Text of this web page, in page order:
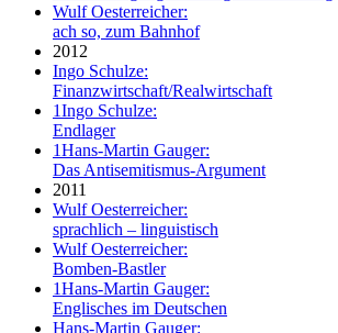
Wulf Oesterreicher:
ach so, zum Bahnhof
2012
Ingo Schulze:
Finanzwirtschaft/Realwirtschaft
1Ingo Schulze:
Endlager
1Hans-Martin Gauger:
Das Antisemitismus-Argument
2011
Wulf Oesterreicher:
sprachlich – linguistisch
Wulf Oesterreicher:
Bomben-Bastler
1Hans-Martin Gauger:
Englisches im Deutschen
Hans-Martin Gauger: